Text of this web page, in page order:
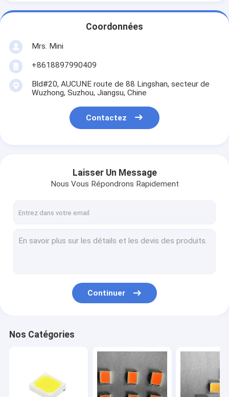
Coordonnées
Mrs. Mini
+8618897990409
Bld#20, AUCUNE route de 88 Lingshan, secteur de
Wuzhong, Suzhou, Jiangsu, Chine
Contactez
Laisser Un Message
Nous Vous Répondrons Rapidement
Continuer
Nos Catégories